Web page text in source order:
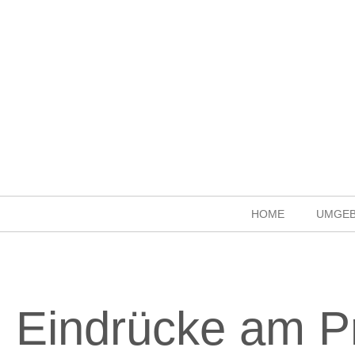
HOME
Eindrücke am